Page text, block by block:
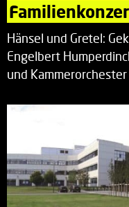
Hänsel und Gretel:
Engelbert
und